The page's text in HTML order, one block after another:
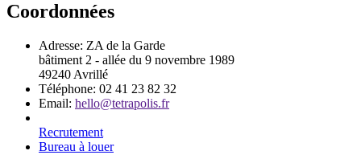
Coordonnées
Adresse: ZA de la Garde
bâtiment 2 - allée du 9 novembre 1989
49240 Avrillé
Téléphone: 02 41 23 82 32
Email: hello@tetrapolis.fr
Recrutement
Bureau à louer